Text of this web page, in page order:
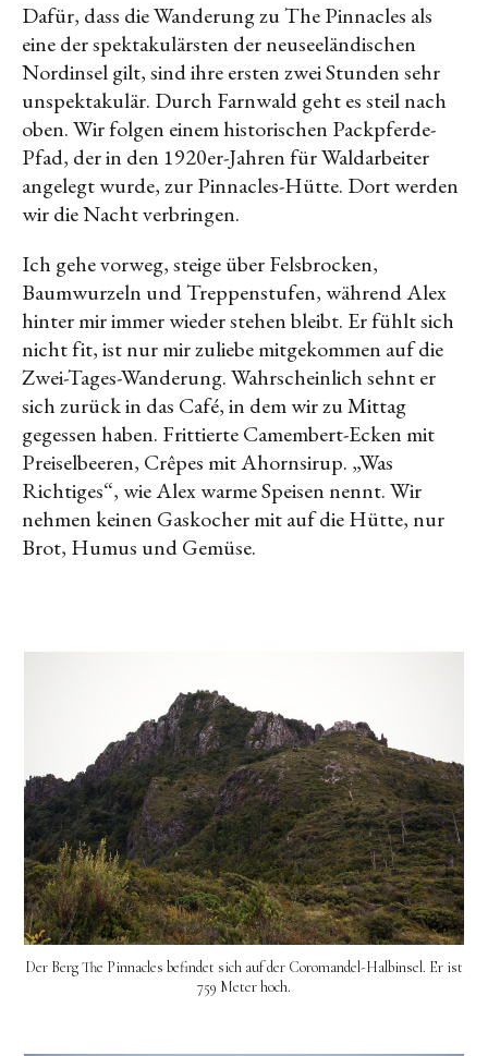
Dafür, dass die Wanderung zu The Pinnacles als
eine der spektakulärsten der neuseeländischen
Nordinsel gilt, sind ihre ersten zwei Stunden sehr
unspektakulär. Durch Farnwald geht es steil nach
oben. Wir folgen einem historischen Packpferde-
Pfad, der in den 1920er-Jahren für Waldarbeiter
angelegt wurde, zur Pinnacles-Hütte. Dort werden
wir die Nacht verbringen.
Ich gehe vorweg, steige über Felsbrocken,
Baumwurzeln und Treppenstufen, während Alex
hinter mir immer wieder stehen bleibt. Er fühlt sich
nicht fit, ist nur mir zuliebe mitgekommen auf die
Zwei-Tages-Wanderung. Wahrscheinlich sehnt er
sich zurück in das Café, in dem wir zu Mittag
gegessen haben. Frittierte Camembert-Ecken mit
Preiselbeeren, Crêpes mit Ahornsirup. „Was
Richtiges“, wie Alex warme Speisen nennt. Wir
nehmen keinen Gaskocher mit auf die Hütte, nur
Brot, Humus und Gemüse.
Der Berg The Pinnacles befindet sich auf der Coromandel-Halbinsel. Er ist
759 Meter hoch.